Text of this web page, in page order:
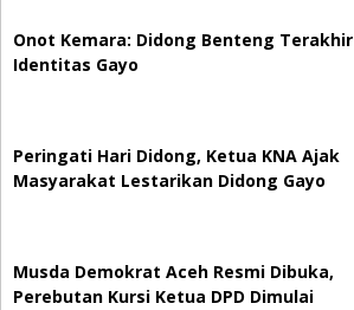
Onot Kemara: Didong Benteng Terakhir
Identitas Gayo
Peringati Hari Didong, Ketua KNA Ajak
Masyarakat Lestarikan Didong Gayo
Musda Demokrat Aceh Resmi Dibuka,
Perebutan Kursi Ketua DPD Dimulai